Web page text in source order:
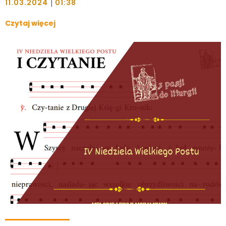
11.03.2024 01:38
Czytaj więcej